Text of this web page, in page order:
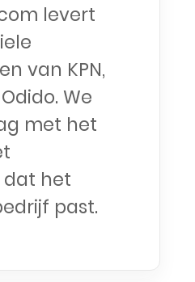
levert
van KPN,
We
met het
het
past.